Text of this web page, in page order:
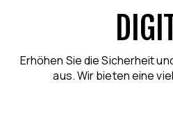
Erhöhen Sie die Sicherheit
aus. Wir bieten eine